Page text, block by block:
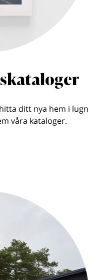
ditt nya hem i lugn
våra kataloger.